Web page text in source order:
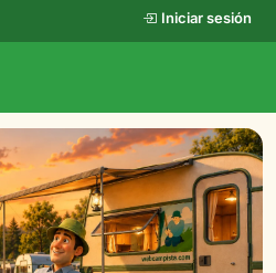
Iniciar sesión